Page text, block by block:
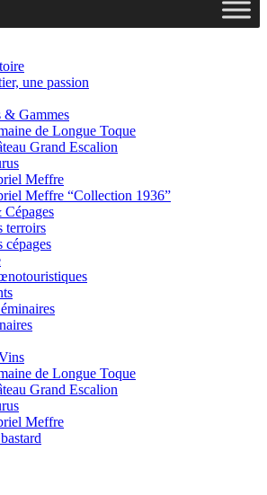
une passion
& Gammes
de Longue Toque
Grand Escalion
Meffre
Meffre “Collection 1936”
terroirs
cépages
de Longue Toque
Grand Escalion
Meffre